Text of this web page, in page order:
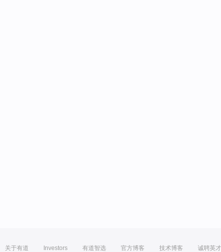
关于有道 Investors 有道智选 官方博客 技术博客 诚聘英才